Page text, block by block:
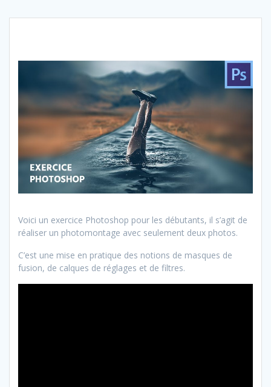
Voici un exercice Photoshop pour les débutants, il s’agit de
réaliser un photomontage avec seulement deux photos.
C’est une mise en pratique des notions de masques de
fusion, de calques de réglages et de filtres.